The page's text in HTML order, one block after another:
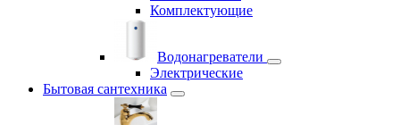
Комплектующие
Водонагреватели
Электрические
Бытовая сантехника